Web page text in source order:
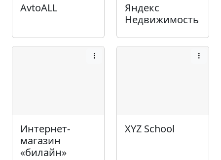
AvtoALL
Яндекс
Недвижимость
Интернет-
магазин
«билайн»
XYZ School